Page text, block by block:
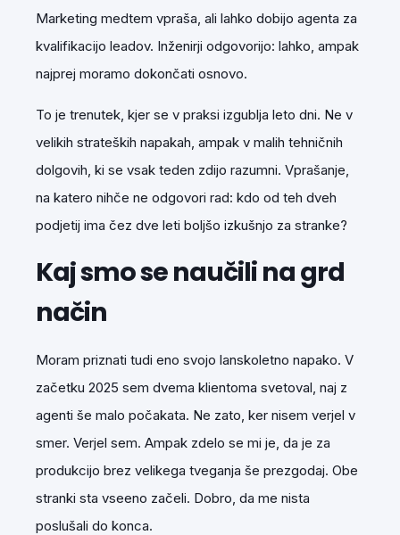
Marketing medtem vpraša, ali lahko dobijo agenta za
kvalifikacijo leadov. Inženirji odgovorijo: lahko, ampak
najprej moramo dokončati osnovo.
To je trenutek, kjer se v praksi izgublja leto dni. Ne v
velikih strateških napakah, ampak v malih tehničnih
dolgovih, ki se vsak teden zdijo razumni. Vprašanje,
na katero nihče ne odgovori rad: kdo od teh dveh
podjetij ima čez dve leti boljšo izkušnjo za stranke?
Kaj smo se naučili na grd
način
Moram priznati tudi eno svojo lanskoletno napako. V
začetku 2025 sem dvema klientoma svetoval, naj z
agenti še malo počakata. Ne zato, ker nisem verjel v
smer. Verjel sem. Ampak zdelo se mi je, da je za
produkcijo brez velikega tveganja še prezgodaj. Obe
stranki sta vseeno začeli. Dobro, da me nista
poslušali do konca.